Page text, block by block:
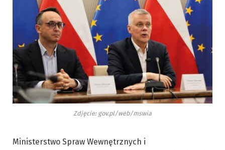
Zdjęcie: gov.pl/web/mswia
Ministerstwo Spraw Wewnętrznych i